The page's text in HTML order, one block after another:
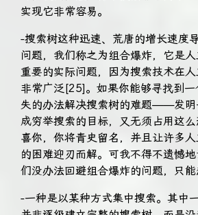
实现它非常容易。
-搜索树这种迅速、荒唐的增长速度
问题，我们称之为组合爆炸，它是
重要的实际问题，因为搜索技术在
非常广泛[25]。如果你能够寻找到
失的办法解决搜索树的难题——发明
成穷举搜索的目标，又无须占用这
喜你，你将青史留名，并且让许多
的困难迎刃而解。可我不得不遗憾
们没办法回避组合爆炸的问题，只能
-一种是以某种方式集中搜索。其中